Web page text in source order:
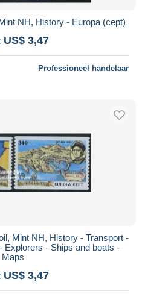
NH, History - Europa (cept)
US$ 3,47
Professioneel handelaar
Mint NH, History - Transport -
Explorers - Ships and boats -
Maps
US$ 3,47